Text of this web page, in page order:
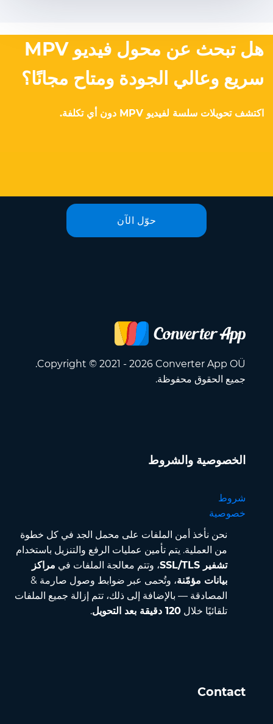
هل تبحث عن محول فيديو MPV
سريع وعالي الجودة ومتاح مجانًا؟
اكتشف تحويلات سلسة لفيديو MPV دون أي تكلفة.
حوّل الآن
Copyright © 2021 - 2026 Converter App OÜ.
جميع الحقوق محفوظة.
الخصوصية والشروط
شروط
خصوصية
نحن نأخذ أمن الملفات على محمل الجد في كل خطوة
من العملية. يتم تأمين عمليات الرفع والتنزيل باستخدام
تشفير SSL/TLS
، وتتم معالجة الملفات في مراكز
بيانات مؤمّنة، وتُحمى عبر ضوابط وصول صارمة &
المصادقة — بالإضافة إلى ذلك، تتم إزالة جميع الملفات
تلقائيًا خلال 120 دقيقة بعد التحويل .
Contact